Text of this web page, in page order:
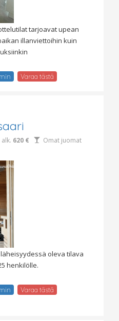
tarjoavat upean
illanviettoihin kuin
Varaa tästä
alk. 620 €
Omat juomat
oleva tilava
henkilölle.
Varaa tästä